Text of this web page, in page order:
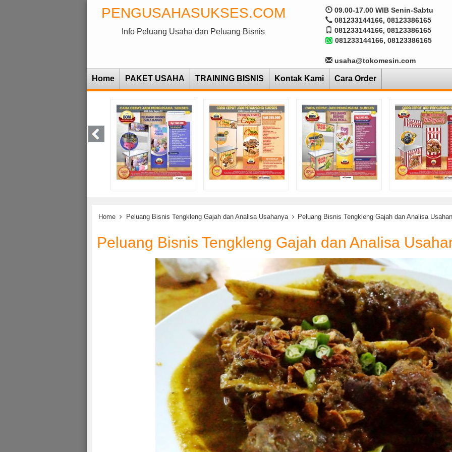
PENGUSAHASUKSES.COM
Info Peluang Usaha dan Peluang Bisnis
09.00-17.00 WIB Senin-Sabtu
081233144166, 08123386165
081233144166, 08123386165
081233144166, 08123386165
usaha@tokomesin.com
Home PAKET USAHA TRAINING BISNIS Kontak Kami Cara Order
Home Peluang Bisnis Tengkleng Gajah dan Analisa Usahanya Peluang Bisnis Tengkleng Gajah dan Analisa
Peluang Bisnis Tengkleng Gajah dan Analisa